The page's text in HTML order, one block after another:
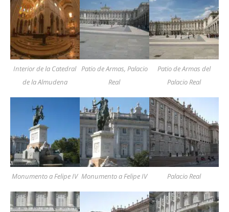
Interior de la Catedral
de la Almudena
Patio de Armas, Palacio
Real
Patio de Armas del
Palacio Real
Monumento a Felipe IV Monumento a Felipe IV Palacio Real